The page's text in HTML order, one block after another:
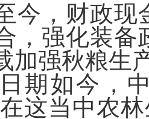
，财政现
，强化装
加强秋粮生
如今，中
这当中农